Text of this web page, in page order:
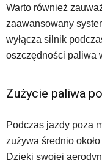
Warto również
zaawansowany
wyłącza silnik
oszczędności paliwa
Zużycie paliwa
Podczas jazdy poza
zużywa średnio
Dzięki swojej